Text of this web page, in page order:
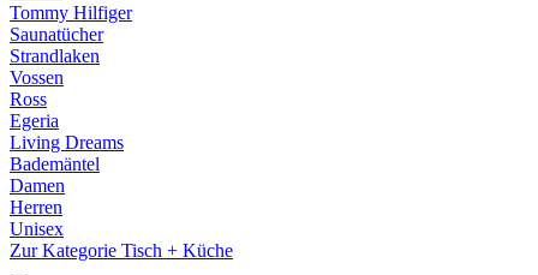
Tommy Hilfiger
Saunatücher
Strandlaken
Vossen
Ross
Egeria
Living Dreams
Bademäntel
Damen
Herren
Unisex
Zur Kategorie Tisch + Küche